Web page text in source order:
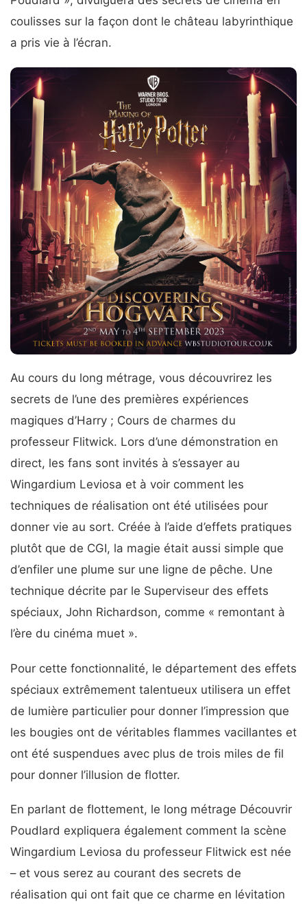
coulisses sur la façon dont le château labyrinthique
a pris vie à l’écran.
Au cours du long métrage, vous découvrirez les
secrets de l’une des premières expériences
magiques d’Harry ; Cours de charmes du
professeur Flitwick. Lors d’une démonstration en
direct, les fans sont invités à s’essayer au
Wingardium Leviosa et à voir comment les
techniques de réalisation ont été utilisées pour
donner vie au sort. Créée à l’aide d’effets pratiques
plutôt que de CGI, la magie était aussi simple que
d’enfiler une plume sur une ligne de pêche. Une
technique décrite par le Superviseur des effets
spéciaux, John Richardson, comme « remontant à
l’ère du cinéma muet ».
Pour cette fonctionnalité, le département des effets
spéciaux extrêmement talentueux utilisera un effet
de lumière particulier pour donner l’impression que
les bougies ont de véritables flammes vacillantes et
ont été suspendues avec plus de trois miles de fil
pour donner l’illusion de flotter.
En parlant de flottement, le long métrage Découvrir
Poudlard expliquera également comment la scène
Wingardium Leviosa du professeur Flitwick est née
– et vous serez au courant des secrets de
réalisation qui ont fait que ce charme en lévitation